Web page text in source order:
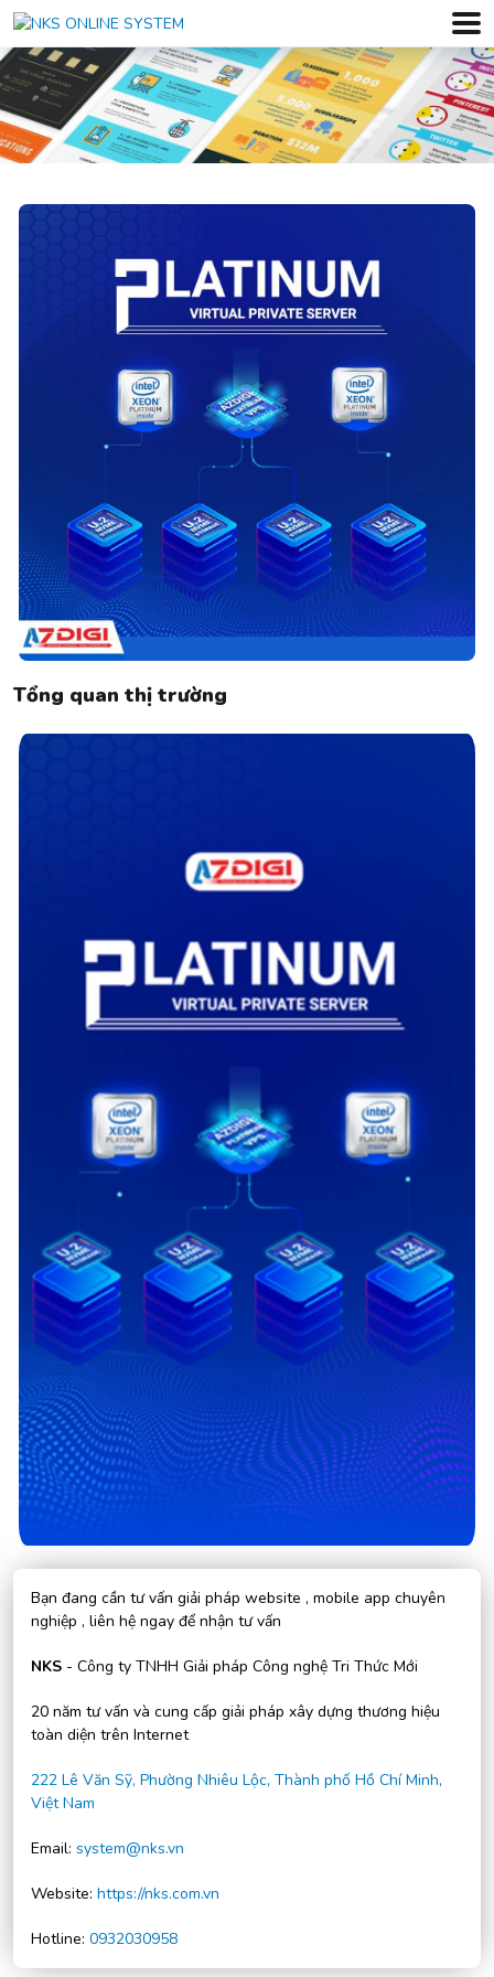
Tổng quan thị trường
Bạn đang cần tư vấn giải pháp website , mobile app chuyên
nghiệp , liên hệ ngay để nhận tư vấn
NKS - Công ty TNHH Giải pháp Công nghệ Tri Thức Mới
20 năm tư vấn và cung cấp giải pháp xây dựng thương hiệu
toàn diện trên Internet
222 Lê Văn Sỹ, Phường Nhiêu Lộc, Thành phố Hồ Chí Minh,
Việt Nam
Email: system@nks.vn
Website: https://nks.com.vn
Hotline: 0932030958